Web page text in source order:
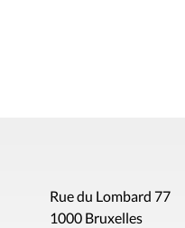
Rue du Lombard 77
1000 Bruxelles